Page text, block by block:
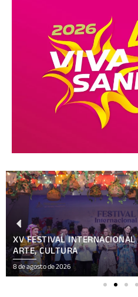
XV FESTIVAL
ARTE, CULTURA
8 de agosto de 2026